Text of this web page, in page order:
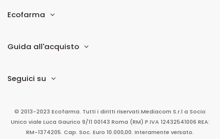
Ecofarma
Guida all'acquisto
Seguici su
© 2013-2023 Ecofarma. Tutti i diritti riservati.Mediacom S.r.l a Socio
Unico viale Luca Gaurico 9/11 00143 Roma (RM) P.IVA 12432541006 REA:
RM-1374205. Cap. Soc. Euro 10.000,00. Interamente versato.